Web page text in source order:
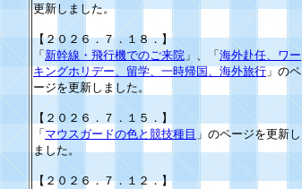
更新しました。
【２０２６．７．１８．】
「 新幹線・飛行機でのご来院 」、「 海外赴任、ワー
キングホリデー、留学、一時帰国、海外旅行 」のペ
ージを更新しました。
【２０２６．７．１５．】
「 マウスガードの色と競技種目 」のページを更新し
ました。
【２０２６．７．１２．】